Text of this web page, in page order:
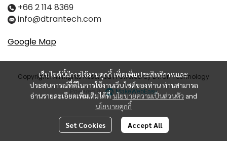
เว็บไซต์นี้มีการใช้งานคุกกี้ เพื่อเพิ่มประสิทธิภาพและ
ประสบการณ์ที่ดีในการใช้งานเว็บไซต์ของท่าน ท่านสามารถ
อ่านรายละเอียดเพิ่มเติมได้ที่นโยบายความเป็นส่วนตัว and
นโยบายคุกกี้
Set Cookies Accept All
+66 2 114 8369
info@dtrantech.com
Google Map
Copyright | All Rights Reserved | Powered by DTran Technology
Powered By MakeWebEasy